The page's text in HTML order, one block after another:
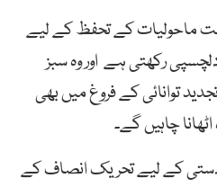
ماحولیات کے تحفظ کے لیے
رکھتی ہے اور وہ سبز
توانائی کے فروغ میں بھی
چاہیں گے۔
کے لیے تحریک انصاف کے